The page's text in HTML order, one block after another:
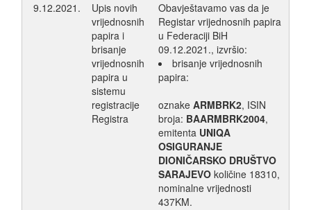
9.12.2021.
Upis novih
vrijednosnih
papira i
brisanje
vrijednosnih
papira u
sistemu
registracije
Registra
Obavještavamo vas da je
Registar vrijednosnih papira
u Federaciji BiH
09.12.2021., izvršio:
brisanje vrijednosnih
papira:
oznake ARMBRK2, ISIN
broja: BAARMBRK2004,
emitenta UNIQA
OSIGURANJE
DIONIČARSKO DRUŠTVO
SARAJEVO količine 18310,
nominalne vrijednosti
437KM.